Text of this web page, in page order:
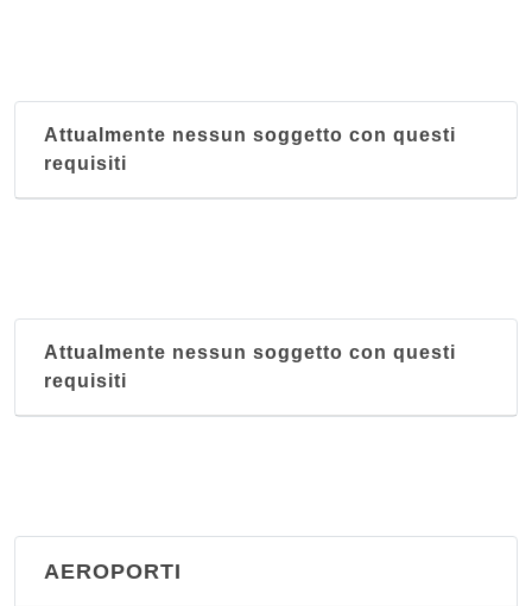
Attualmente nessun soggetto con questi
requisiti
Attualmente nessun soggetto con questi
requisiti
AEROPORTI